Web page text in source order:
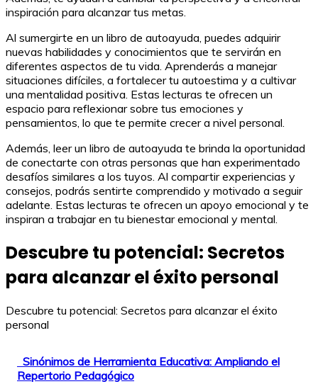
inspiración para alcanzar tus metas.
Al sumergirte en un libro de autoayuda, puedes adquirir
nuevas habilidades y conocimientos que te servirán en
diferentes aspectos de tu vida. Aprenderás a manejar
situaciones difíciles, a fortalecer tu autoestima y a cultivar
una mentalidad positiva. Estas lecturas te ofrecen un
espacio para reflexionar sobre tus emociones y
pensamientos, lo que te permite crecer a nivel personal.
Además, leer un libro de autoayuda te brinda la oportunidad
de conectarte con otras personas que han experimentado
desafíos similares a los tuyos. Al compartir experiencias y
consejos, podrás sentirte comprendido y motivado a seguir
adelante. Estas lecturas te ofrecen un apoyo emocional y te
inspiran a trabajar en tu bienestar emocional y mental.
Descubre tu potencial: Secretos
para alcanzar el éxito personal
Descubre tu potencial: Secretos para alcanzar el éxito
personal
Sinónimos de Herramienta Educativa: Ampliando el
Repertorio Pedagógico